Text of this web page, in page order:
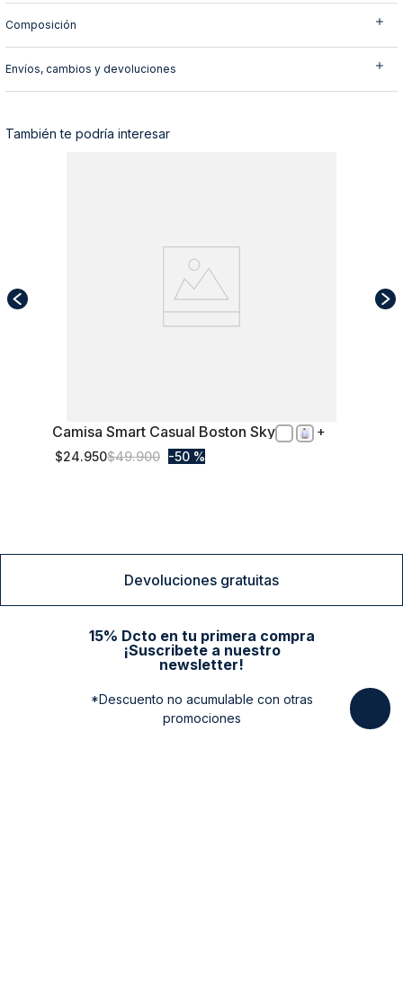
Composición
Envíos, cambios y devoluciones
También te podría interesar
XXL
Camisa Smart Casual Boston Sky
$24.950$49.900 50 %
Devoluciones gratuitas
15% Dcto en tu primera compra
¡Suscribete a nuestro
newsletter!
*Descuento no acumulable con otras
promociones